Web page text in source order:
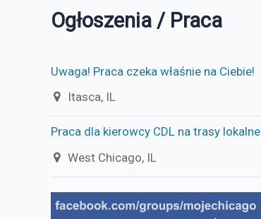
Ogłoszenia / Praca
Uwaga! Praca czeka właśnie na Ciebie!
Itasca, IL
Praca dla kierowcy CDL na trasy lokalne
West Chicago, IL